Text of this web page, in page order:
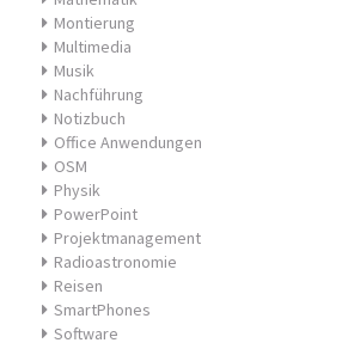
Montierung
Multimedia
Musik
Nachführung
Notizbuch
Office Anwendungen
OSM
Physik
PowerPoint
Projektmanagement
Radioastronomie
Reisen
SmartPhones
Software